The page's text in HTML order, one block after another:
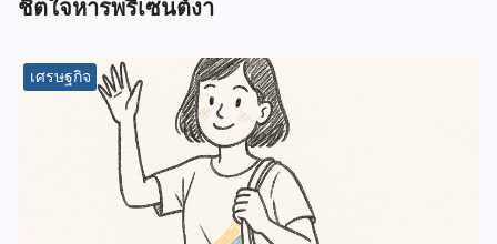
ชิตใจหารพรีเซนต์งา
เศรษฐกิจ